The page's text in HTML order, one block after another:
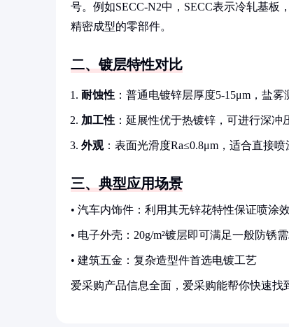
号。例如SECC-N2中，SECC表示冷轧基板
精密成型的零部件。
二、镀层特性对比
耐蚀性 ：普通电镀锌层厚度5-15μm，盐雾
加工性 ：延展性优于热镀锌，可进行深冲
外观：表面光滑度Ra≤0.8μm，适合直接喷
三、典型应用场景
• 汽车内饰件：利用其无锌花特性保证喷涂
• 电子外壳：20g/m²镀层即可满足一般防锈
• 建筑五金：复杂造型件首选电镀工艺
爱采购产品信息全面，爱采购能帮你快速